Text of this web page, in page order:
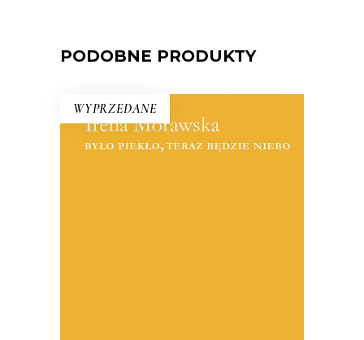
PODOBNE PRODUKTY
WYPRZEDANE